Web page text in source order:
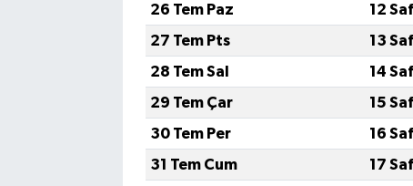
26 Tem Paz
12
27 Tem Pts
13
28 Tem Sal
14
29 Tem Çar
15
30 Tem Per
16
31 Tem Cum
17